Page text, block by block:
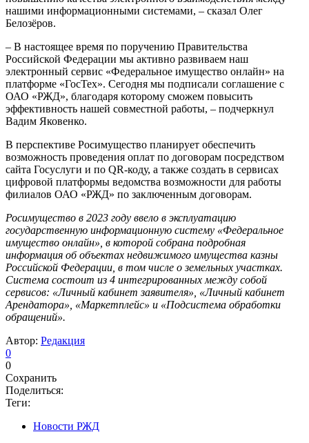
нашими информационными системами, – сказал Олег
Белозёров.
– В настоящее время по поручению Правительства
Российской Федерации мы активно развиваем наш
электронный сервис «Федеральное имущество онлайн» на
платформе «ГосТех». Сегодня мы подписали соглашение с
ОАО «РЖД», благодаря которому сможем повысить
эффективность нашей совместной работы, – подчеркнул
Вадим Яковенко.
В перспективе Росимущество планирует обеспечить
возможность проведения оплат по договорам посредством
сайта Госуслуги и по QR-коду, а также создать в сервисах
цифровой платформы ведомства возможности для работы
филиалов ОАО «РЖД» по заключенным договорам.
Росимущество в 2023 году ввело в эксплуатацию
государственную информационную систему «Федеральное
имущество онлайн», в которой собрана подробная
информация об объектах недвижимого имущества казны
Российской Федерации, в том числе о земельных участках.
Система состоит из 4 интегрированных между собой
сервисов: «Личный кабинет заявителя», «Личный кабинет
Арендатора», «Маркетплейс» и «Подсистема обработки
обращений».
Автор: Редакция
0
0
Сохранить
Поделиться:
Теги:
Новости РЖД